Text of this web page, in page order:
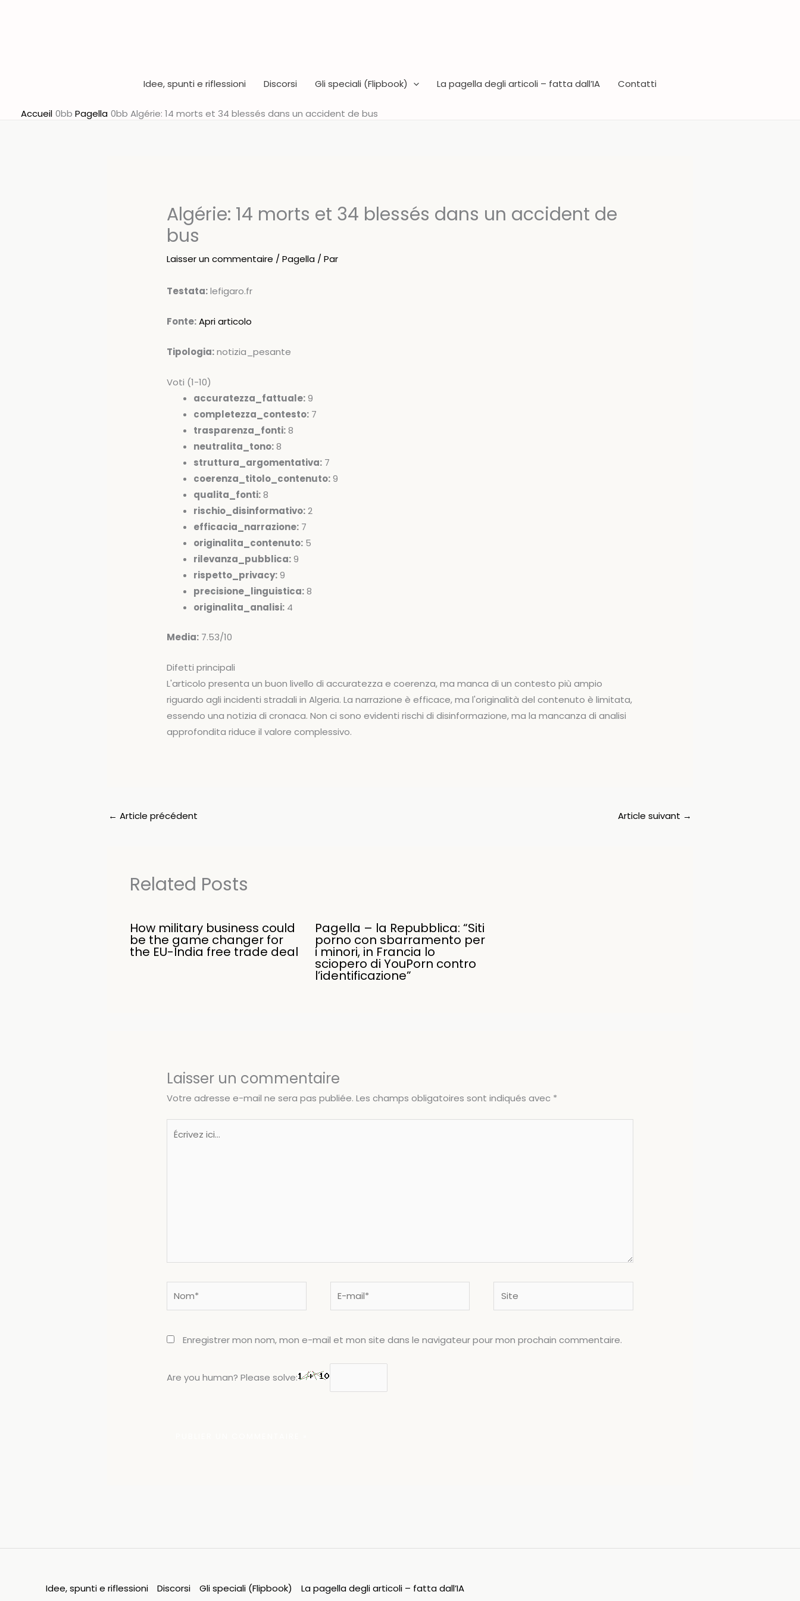
Idee, spunti e riflessioni Discorsi Gli speciali (Flipbook) La pagella degli articoli – fatta dall’IA Contatti
Accueil Pagella Algérie: 14 morts et 34 blessés dans un accident de bus
Algérie: 14 morts et 34 blessés dans un accident de
bus
Laisser un commentaire /Pagella / Par
Testata:lefigaro.fr
Fonte:Apri articolo
Tipologia:notizia_pesante
Voti (1-10)
accuratezza_fattuale:9
completezza_contesto: 7
trasparenza_fonti:8
neutralita_tono:8
struttura_argomentativa: 7
coerenza_titolo_contenuto:9
qualita_fonti:8
rischio_disinformativo:2
efficacia_narrazione: 7
originalita_contenuto: 5
rilevanza_pubblica:9
rispetto_privacy:9
precisione_linguistica:8
originalita_analisi: 4
Media: 7.53/10
Difetti principali
L'articolo presenta un buon livello di accuratezza e coerenza, ma manca di un contesto più ampio
riguardo agli incidenti stradali in Algeria. La narrazione è efficace, ma l'originalità del contenuto è limitata,
essendo una notizia di cronaca. Non ci sono evidenti rischi di disinformazione, ma la mancanza di analisi
approfondita riduce il valore complessivo.
← Article précédent Article suivant →
Related Posts
How military business could
be the game changer for
the EU-India free trade deal
Pagella – la Repubblica: “Siti
porno con sbarramento per
i minori, in Francia lo
sciopero di YouPorn contro
l’identificazione”
Laisser un commentaire
Votre adresse e-mail ne sera pas publiée. Les champs obligatoires sont indiqués avec *
Enregistrer mon nom, mon e-mail et mon site dans le navigateur pour mon prochain commentaire.
Are you human? Please solve:
Idee, spunti e riflessioni Discorsi Gli speciali (Flipbook)
La pagella degli articoli – fatta dall’IA